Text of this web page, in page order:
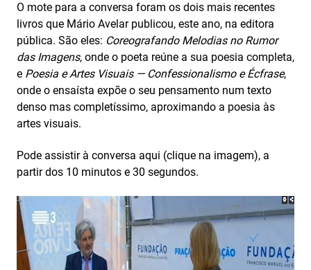
O mote para a conversa foram os dois mais recentes
livros que Mário Avelar publicou, este ano, na editora
pública. São eles: Coreografando Melodias no Rumor
das Imagens, onde o poeta reúne a sua poesia completa,
e Poesia e Artes Visuais — Confessionalismo e Écfrase,
onde o ensaísta expõe o seu pensamento num texto
denso mas completíssimo, aproximando a poesia às
artes visuais.
Pode assistir à conversa aqui (clique na imagem), a
partir dos 10 minutos e 30 segundos.